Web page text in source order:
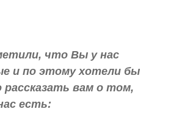
что Вы у нас
и по этому хотели бы
рассказать вам о том,
есть: